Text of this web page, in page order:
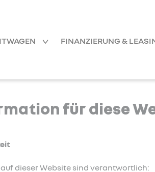
FINANZIERUNG &
für diese
dieser Website sind verantwortlich: